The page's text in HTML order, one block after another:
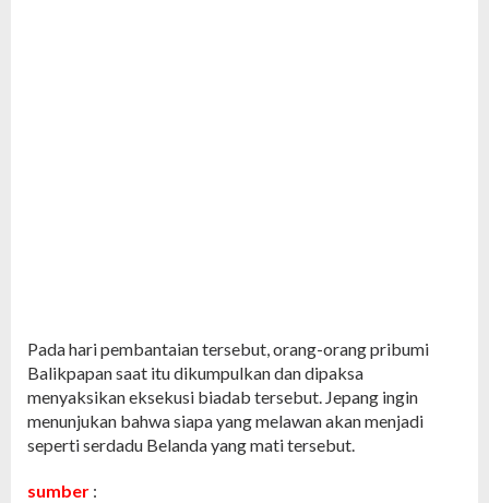
Pada hari pembantaian tersebut, orang-orang pribumi
Balikpapan saat itu dikumpulkan dan dipaksa
menyaksikan eksekusi biadab tersebut. Jepang ingin
menunjukan bahwa siapa yang melawan akan menjadi
seperti serdadu Belanda yang mati tersebut.
sumber :